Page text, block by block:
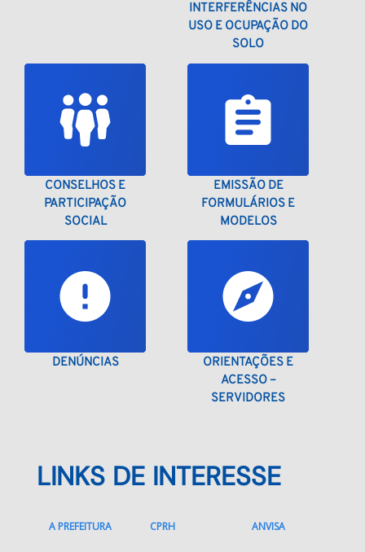
INTERFERÊNCIAS NO
USO E OCUPAÇÃO DO
SOLO
CONSELHOS E
PARTICIPAÇÃO
SOCIAL
EMISSÃO DE
FORMULÁRIOS E
MODELOS
DENÚNCIAS
ORIENTAÇÕES E
ACESSO –
SERVIDORES
LINKS DE INTERESSE
A PREFEITURA CPRH ANVISA